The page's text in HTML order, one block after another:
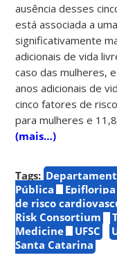
ausência desses
está associada a
significativamente
adicionais de vida
caso das mulheres,
anos adicionais de
cinco fatores de
para mulheres e
(mais…)
Tags:
Pública
Epifloripa
de risco
Risk Consortium
Medicine
UFSC
Santa Catarina